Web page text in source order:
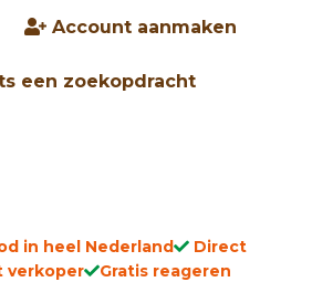
Account aanmaken
een zoekopdracht
in heel Nederland
Direct
verkoper
Gratis reageren